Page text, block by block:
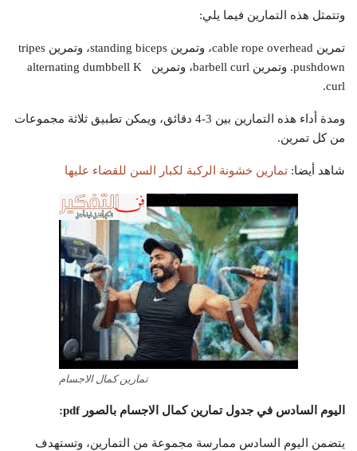
وتتمثل هذه التمارين فيما يلي:
تمرين cable rope overhead، وتمرين standing biceps، وتمرين tripes
pushdown. وتمرين barbell curl، وتمرين alternating dumbbell K
curl.
ومدة أداء هذه التمارين بين 3-4 دقائق، ويمكن تطبيق ثلاثة مجموعات
من كل تمرين.
شاهد أيضا: تمارين خشونة الركبة لكبار السن للقضاء عليها
تمارين كمال الاجسام
اليوم السادس في جدول تمارين كمال الاجسام بالصورpdf
:
يتضمن اليوم السادس ممارسة مجموعة من التمارين، وتستهدف